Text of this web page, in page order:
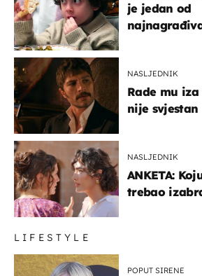
je jedan od
NASLJEDNIK
Rade mu
nije svjestan
NASLJEDNIK
ANKETA:
trebao
LIFESTYLE
POPUT SIRENE